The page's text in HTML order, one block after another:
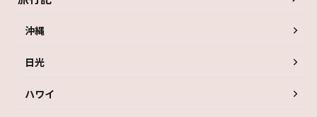
沖縄
日光
ハワイ